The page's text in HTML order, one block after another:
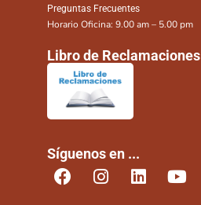
Preguntas Frecuentes
Horario Oficina: 9.00 am – 5.00 pm
Libro de Reclamaciones
Síguenos en ...